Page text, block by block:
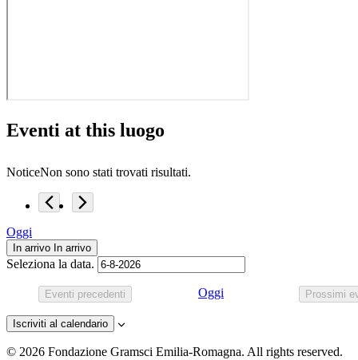
Eventi at this luogo
NoticeNon sono stati trovati risultati.
Oggi
In arrivo In arrivo
Seleziona la data.
Eventi precedenti Oggi Prossimi
Iscriviti al calendario
© 2026 Fondazione Gramsci Emilia-Romagna. All rights reserved.